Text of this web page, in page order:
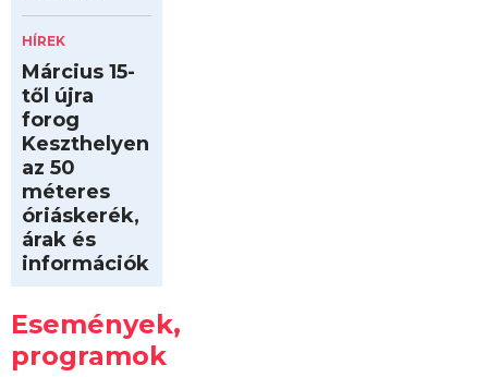
HÍREK
Március 15-
től újra
forog
Keszthelyen
az 50
méteres
óriáskerék,
árak és
információk
Események,
programok
Kilóméterek
2026